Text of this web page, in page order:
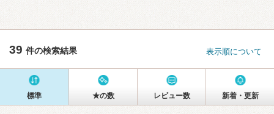
39 件の検索結果 表示順について
標準 ★の数 レビュー数 新着・更新